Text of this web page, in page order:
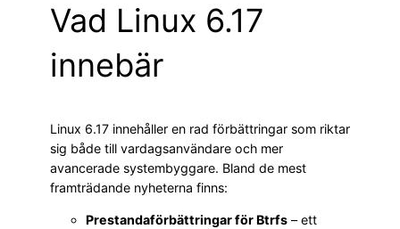
Vad Linux 6.17
innebär
Linux 6.17 innehåller en rad förbättringar som riktar
sig både till vardagsanvändare och mer
avancerade systembyggare. Bland de mest
framträdande nyheterna finns:
Prestandaförbättringar för Btrfs – ett